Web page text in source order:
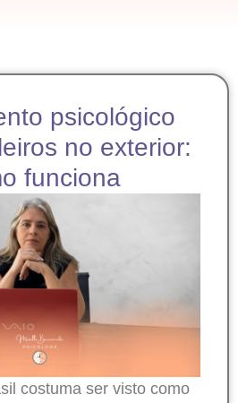
psicológico
no exterior:
funciona
costuma ser visto como